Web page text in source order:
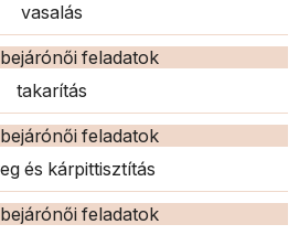
vasalás
feladatok
takarítás
feladatok
és kárpittisztítás
feladatok